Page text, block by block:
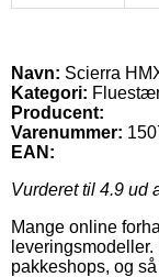
Navn: Scierra
Kategori:
Producent:
Varenummer:
EAN:
Vurderet til 4.9 ud
Mange online
pakkeshops, og